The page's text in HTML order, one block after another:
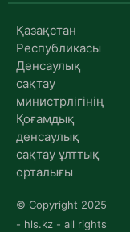
Қазақстан
Республикасы
Денсаулық
сақтау
министрлігінің
Қоғамдық
денсаулық
сақтау ұлттық
орталығы
© Copyright 2025
- hls.kz - all rights